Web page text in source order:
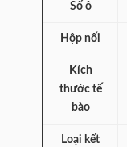
Số ô
Hộp nối
Kích
thước tế
bào
Loại kết